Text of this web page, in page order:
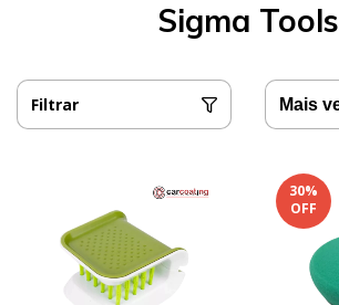
Sigma Tools
Filtrar
30%
OFF